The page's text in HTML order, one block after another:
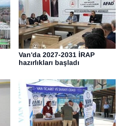
Van'da 2027-2031 İRAP
hazırlıkları başladı